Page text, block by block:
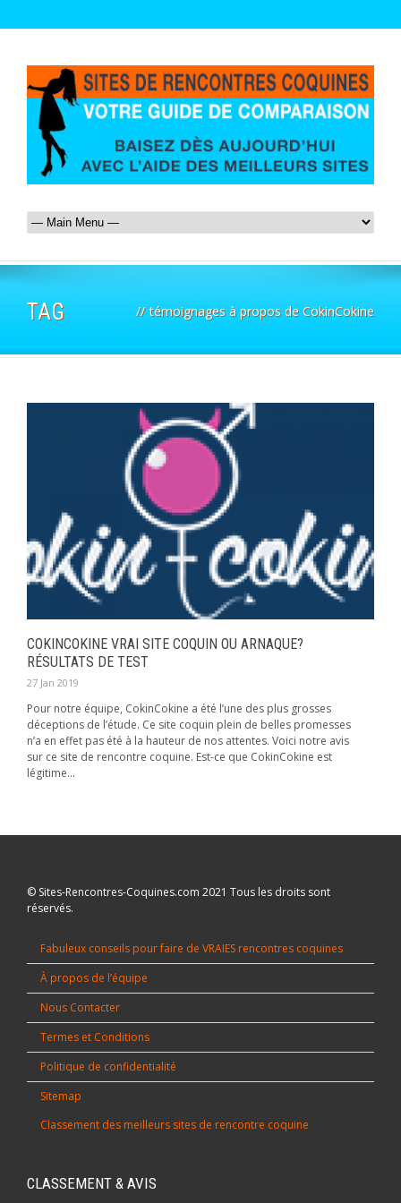
TAG // témoignages à propos de CokinCokine
COKINCOKINE VRAI SITE COQUIN OU ARNAQUE?
RÉSULTATS DE TEST
27 Jan 2019
Pour notre équipe, CokinCokine a été l’une des plus grosses
déceptions de l’étude. Ce site coquin plein de belles promesses
n’a en effet pas été à la hauteur de nos attentes. Voici notre avis
sur ce site de rencontre coquine. Est-ce que CokinCokine est
légitime...
© Sites-Rencontres-Coquines.com 2021 Tous les droits sont
réservés.
Fabuleux conseils pour faire de VRAIES rencontres coquines
À propos de l’équipe
Nous Contacter
Termes et Conditions
Politique de confidentialité
Sitemap
Classement des meilleurs sites de rencontre coquine
CLASSEMENT & AVIS